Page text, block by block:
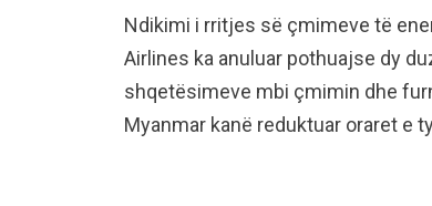
Ndikimi i rritjes së çmimeve të
Airlines ka anuluar pothuajse dy
shqetësimeve mbi çmimin dhe
Myanmar kanë reduktuar oraret e